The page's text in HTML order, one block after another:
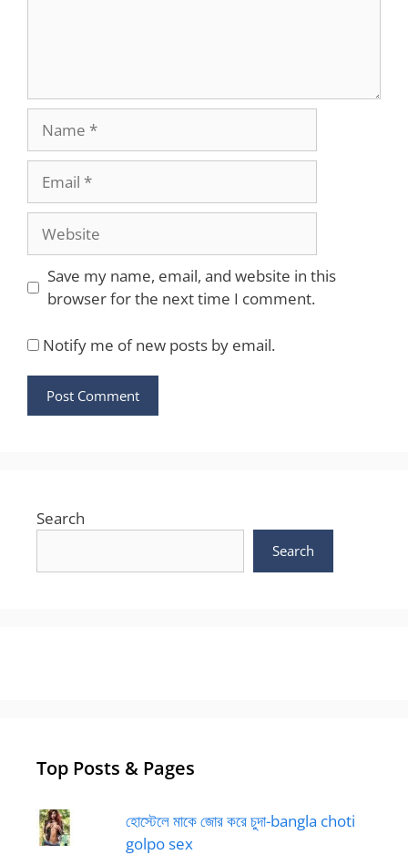
Website
Save my name, email, and website in this
browser for the next time I comment.
Notify me of new posts by email.
Search
Search
Top Posts & Pages
হোস্টেলে মাকে জোর করে চুদা-bangla choti
golpo sex